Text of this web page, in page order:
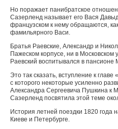
Но поражает панибратское
Сазерленд называет его Вася
французском к нему обращаются,
фамильярного Васи.
Братья Раевские, Александр и
Пажеском корпусе, ни в Московском
Раевский воспитывался в пансионе
Это так сказать, вступление к
с которого некоторые усиленно
Александра Сергеевича Пушкина к
Сазерленд посвятила этой теме
История летней поездки 1820 года
Киеве и Петербурге.